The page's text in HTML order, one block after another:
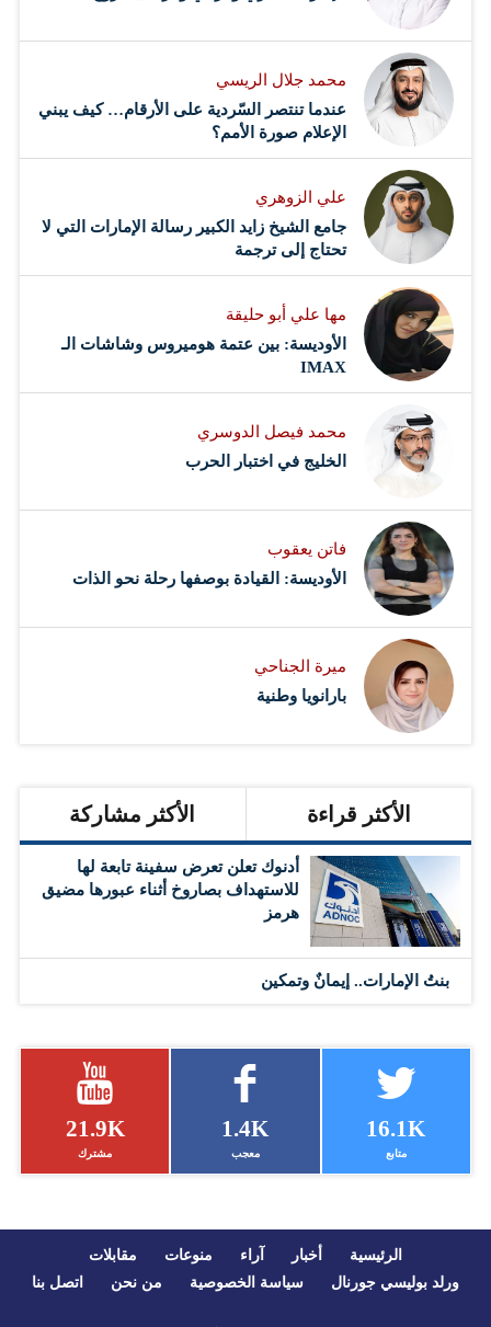
محمد جلال الريسي
عندما تنتصر السّردية على الأرقام… كيف يبني
الإعلام صورة الأمم؟
علي الزوهري
جامع الشيخ زايد الكبير رسالة الإمارات التي لا
تحتاج إلى ترجمة
مها علي أبو حليقة
الأوديسة: بين عتمة هوميروس وشاشات الـ
IMAX
محمد فيصل الدوسري ​
‏الخليج في اختبار الحرب
فاتن يعقوب
الأوديسة: القيادة بوصفها رحلة نحو الذات
ميرة الجناحي
بارانويا وطنية
الأكثر قراءة الأكثر مشاركة
أدنوك تعلن تعرض سفينة تابعة لها
للاستهداف بصاروخ أثناء عبورها مضيق
هرمز
بنتُ الإمارات.. إيمانٌ وتمكين
21.9K
مشترك
1.4K
معجب
16.1K
متابع
الرئيسية أخبار آراء منوعات
مقابلات
ورلد بوليسي جورنال
سياسة الخصوصية من نحن اتصل بنا